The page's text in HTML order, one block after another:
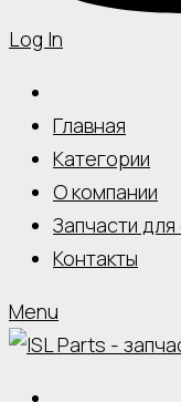
Log In
Главная
Категории
О компании
Запчасти
Контакты
Menu